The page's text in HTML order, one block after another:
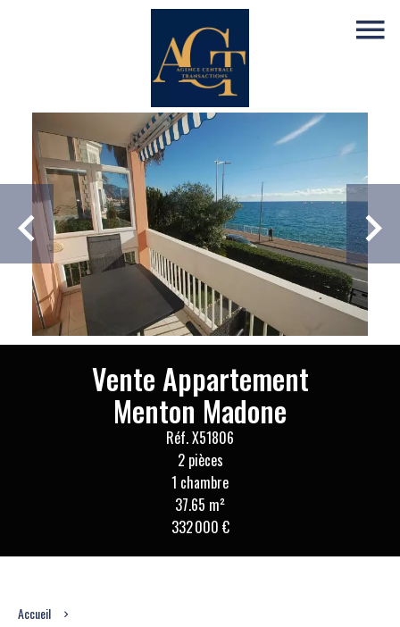
Vente Appartement
Menton Madone
Réf. X51806
2 pièces
1 chambre
37.65 m²
332 000 €
Accueil